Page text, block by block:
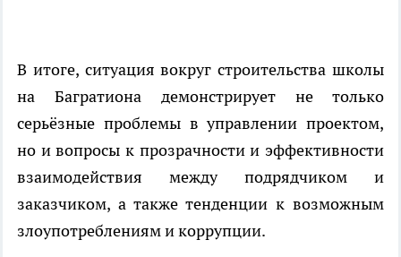
В итоге, ситуация вокруг строительства школы
на Багратиона демонстрирует не только
серьёзные проблемы в управлении проектом,
но и вопросы к прозрачности и эффективности
взаимодействия между подрядчиком и
заказчиком, а также тенденции к возможным
злоупотреблениям и коррупции.